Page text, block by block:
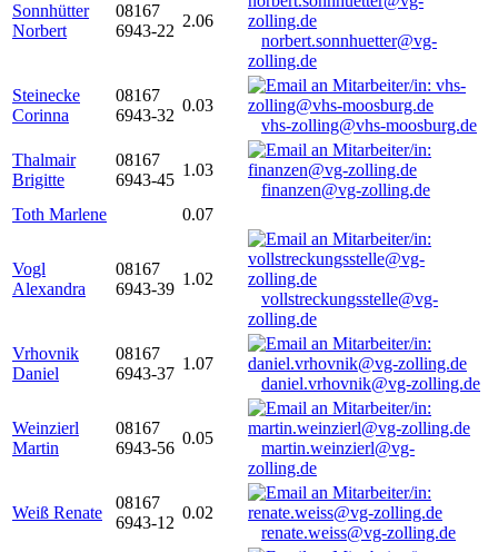
Sonnhütter
Norbert
08167
6943-22
2.06
norbert.sonnhuetter@vg-
zolling.de
Steinecke
Corinna
08167
6943-32
0.03
vhs-zolling@vhs-moosburg.de
Thalmair
Brigitte
08167
6943-45
1.03
finanzen@vg-zolling.de
Toth Marlene
0.07
Vogl
Alexandra
08167
6943-39
1.02
vollstreckungsstelle@vg-
zolling.de
Vrhovnik
Daniel
08167
6943-37
1.07
daniel.vrhovnik@vg-zolling.de
Weinzierl
Martin
08167
6943-56
0.05
martin.weinzierl@vg-
zolling.de
Weiß Renate
08167
6943-12
0.02
renate.weiss@vg-zolling.de